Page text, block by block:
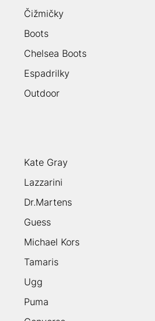
Čižmičky
Boots
Chelsea Boots
Espadrilky
Outdoor
Kate Gray
Lazzarini
Dr.Martens
Guess
Michael Kors
Tamaris
Ugg
Puma